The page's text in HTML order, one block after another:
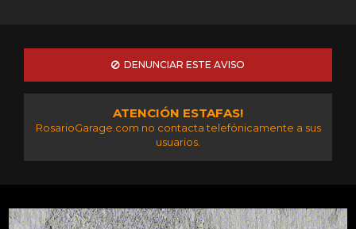
DENUNCIAR ESTE AVISO
ATENCIÓN ESTAFAS!
RosarioGarage.com no contacta telefónicamente a sus
usuarios.